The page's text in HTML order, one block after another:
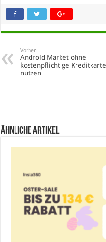
Vorher
Android Market ohne
kostenpflichtige Kreditkarte
nutzen
Ähnliche Artikel